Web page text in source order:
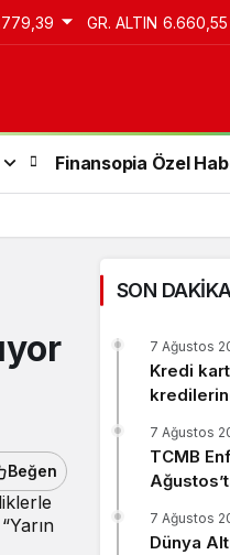
GR. ALTIN 6.660,55
Finansopia Özel
Gündüz
Gece Modu
Gece
Sistem
Sistem
Beğen
SON
Kredi
7 Ağustos
TCMB
7 Ağustos
Dünya
7 Ağustos